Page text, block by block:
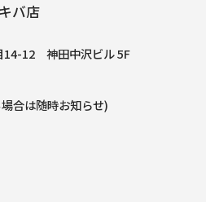
バ店
14-12 神田中沢ビル 5F
合は随時お知らせ)